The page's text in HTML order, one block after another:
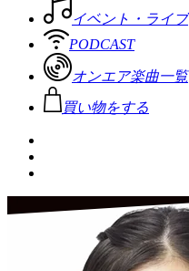
イベント・ライブ
PODCAST
オンエア楽曲一覧
買い物をする